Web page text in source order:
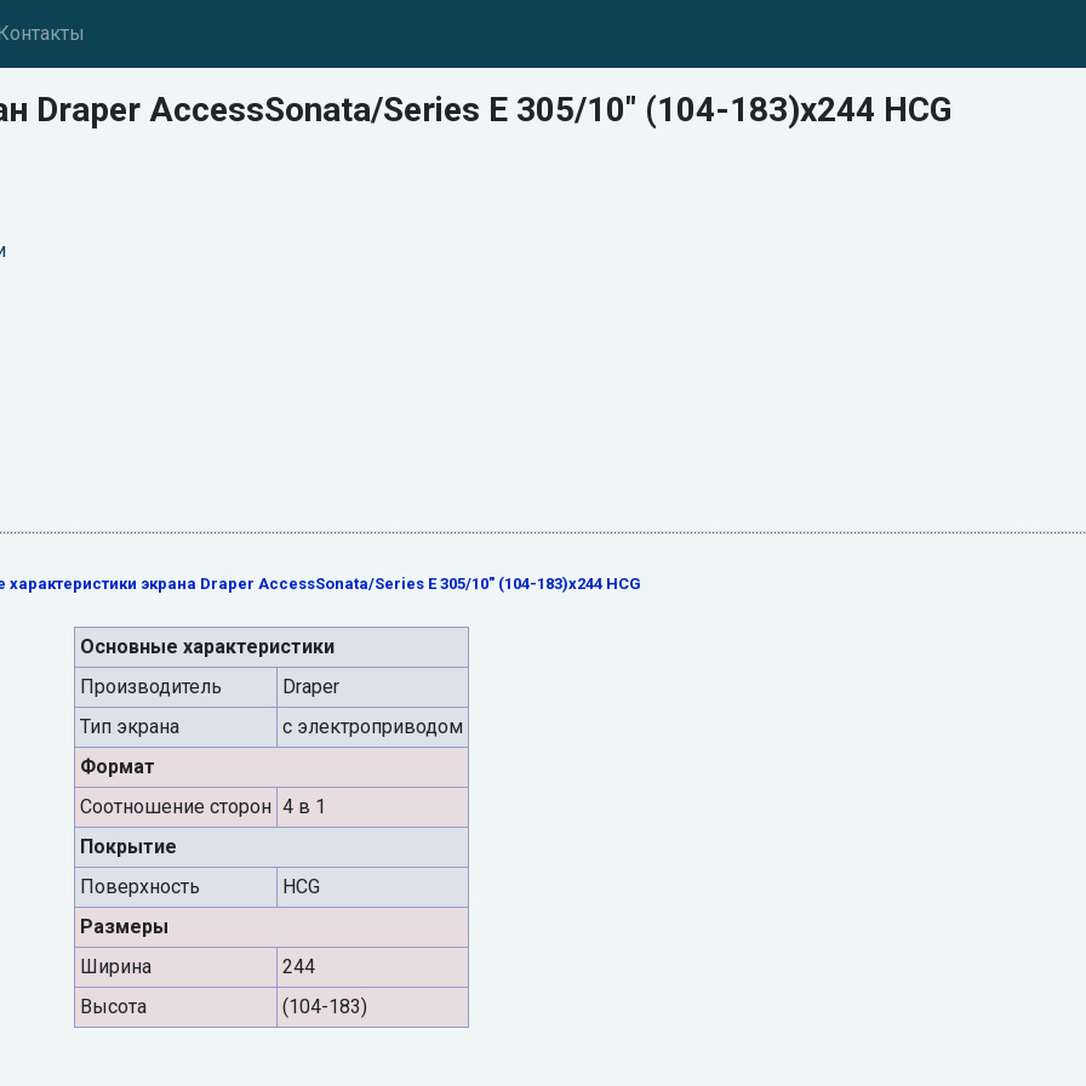
Draper AccessSonata/Series E 305/10" (104-183)x244 HCG
характеристики экрана Draper AccessSonata/Series E 305/10" (104-183)x244 HCG
Основные характеристики
Производитель
Draper
Тип экрана
с электроприводом
Формат
Cоотношение сторон 4 в 1
Покрытие
Поверхность
HCG
Размеры
Ширина
244
Высота
(104-183)